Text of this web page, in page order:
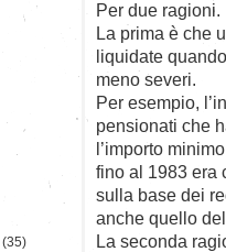
Per due ragioni.
La prima è che
liquidate
meno severi.
Per esempio,
pensionati che
l’importo
fino al 1983 era
sulla base dei
anche quello
La seconda
(35)